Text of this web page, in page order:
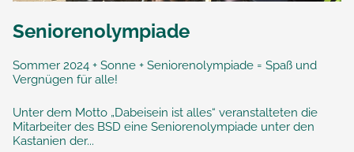
Seniorenolympiade
Sommer 2024 + Sonne + Seniorenolympiade = Spaß und
Vergnügen für alle!
Unter dem Motto „Dabeisein ist alles“ veranstalteten die
Mitarbeiter des BSD eine Seniorenolympiade unter den
Kastanien der...